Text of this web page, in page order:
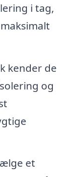
i tag,
kender de
og
et